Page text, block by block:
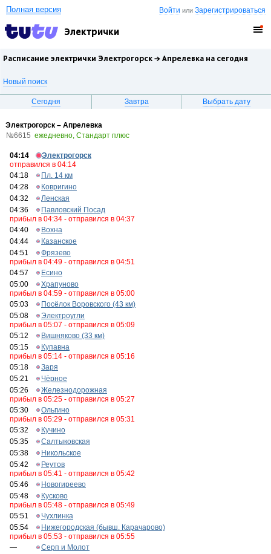
Войти илиЗарегистрироваться
Полная версия
Электрички
Расписание электрички Электрогорск → Апрелевка на сегодня
Новый поиск
Сегодня Завтра Выбрать дату
Электрогорск – Апрелевка
№6615 ежедневно, Стандарт плюс
04:14
Электрогорск
отправился в 04:14
04:18
Пл. 14 км
04:28
Ковригино
04:32
Ленская
04:36
Павловский Посад
прибыл в 04:34 - отправился в 04:37
04:40
Вохна
04:44
Казанское
04:51
Фрязево
прибыл в 04:49 - отправился в 04:51
04:57
Есино
05:00
Храпуново
прибыл в 04:59 - отправился в 05:00
05:03
Посёлок Воровского (43 км)
05:08
Электроугли
прибыл в 05:07 - отправился в 05:09
05:12
Вишняково (33 км)
05:15
Купавна
прибыл в 05:14 - отправился в 05:16
05:18
Заря
05:21
Чёрное
05:26
Железнодорожная
прибыл в 05:25 - отправился в 05:27
05:30
Ольгино
прибыл в 05:29 - отправился в 05:31
05:32
Кучино
05:35
Салтыковская
05:38
Никольское
05:42
Реутов
прибыл в 05:41 - отправился в 05:42
05:46
Новогиреево
05:48
Кусково
прибыл в 05:48 - отправился в 05:49
05:51
Чухлинка
05:54
Нижегородская (бывш. Карачарово)
прибыл в 05:53 - отправился в 05:55
—
Серп и Молот